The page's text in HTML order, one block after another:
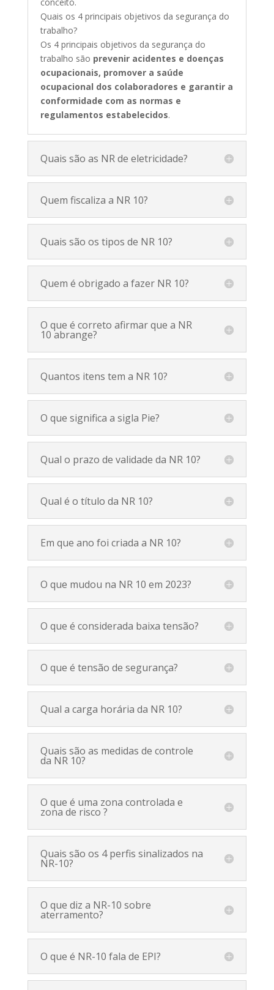
Quais os 4 principais objetivos da segurança do
trabalho?
Os 4 principais objetivos da segurança do
trabalho são prevenir acidentes e doenças
ocupacionais, promover a saúde
ocupacional dos colaboradores e garantir a
conformidade com as normas e
regulamentos estabelecidos.
Quais são as NR de eletricidade?
Quem fiscaliza a NR 10?
Quais são os tipos de NR 10?
Quem é obrigado a fazer NR 10?
O que é correto afirmar que a NR
10 abrange?
Quantos itens tem a NR 10?
O que significa a sigla Pie?
Qual o prazo de validade da NR 10?
Qual é o título da NR 10?
Em que ano foi criada a NR 10?
O que mudou na NR 10 em 2023?
O que é considerada baixa tensão?
O que é tensão de segurança?
Qual a carga horária da NR 10?
Quais são as medidas de controle
da NR 10?
O que é uma zona controlada e
zona de risco ?
Quais são os 4 perfis sinalizados na
NR-10?
O que diz a NR-10 sobre
aterramento?
O que é NR-10 fala de EPI?